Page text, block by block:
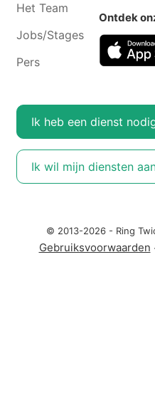
Het Team
Jobs/Stages
Pers
Ontdek
Ik heb een dienst
Ik wil mijn diensten
© 2013-2026 - Ring
Gebruiksvoorwaarden